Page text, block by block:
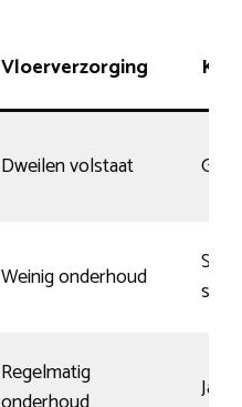
Vloerverzorging
Dweilen volstaat
Weinig onderhoud
Regelmatig
Ja,